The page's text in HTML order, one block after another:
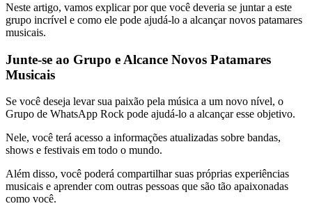
Neste artigo, vamos explicar por que você deveria se juntar a este
grupo incrível e como ele pode ajudá-lo a alcançar novos patamares
musicais.
Junte-se ao Grupo e Alcance Novos Patamares
Musicais
Se você deseja levar sua paixão pela música a um novo nível, o
Grupo de WhatsApp Rock pode ajudá-lo a alcançar esse objetivo.
Nele, você terá acesso a informações atualizadas sobre bandas,
shows e festivais em todo o mundo.
Além disso, você poderá compartilhar suas próprias experiências
musicais e aprender com outras pessoas que são tão apaixonadas
como você.